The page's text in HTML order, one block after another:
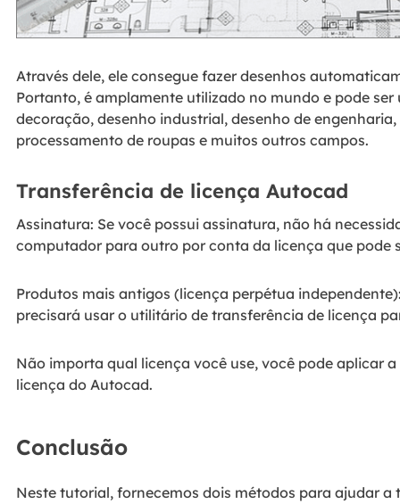
Através dele, ele consegue fazer desenhos
Portanto, é amplamente utilizado no mundo e pode
decoração, desenho industrial, desenho de
processamento de roupas e muitos outros campos.
Transferência de licença Autocad
Assinatura: Se você possui assinatura, não há
computador para outro por conta da licença que pode
Produtos mais antigos (licença perpétua
precisará usar o utilitário de transferência de licença
Não importa qual licença você use, você pode aplicar
licença do Autocad.
Conclusão
Neste tutorial, fornecemos dois métodos para ajudar